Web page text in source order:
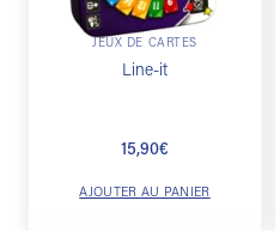
JEUX DE CARTES
Line-it
15,90€
AJOUTER AU PANIER